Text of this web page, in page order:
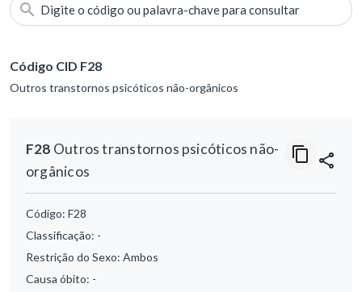
Digite o código ou palavra-chave para consultar
Código CID F28
Outros transtornos psicóticos não-orgânicos
F28 Outros transtornos psicóticos não-
orgânicos
Código: F28
Classificação: -
Restrição do Sexo: Ambos
Causa óbito: -